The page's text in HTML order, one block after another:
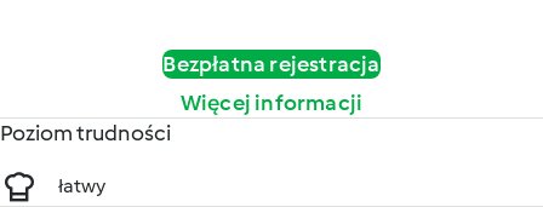
Bezpłatna rejestracja
Więcej informacji
Poziom trudności
łatwy